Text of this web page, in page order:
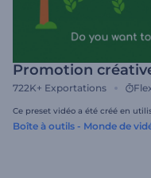
Promotion
722K+ Exportations
Ce preset vidéo a été créé en
Boîte à outils - Monde de